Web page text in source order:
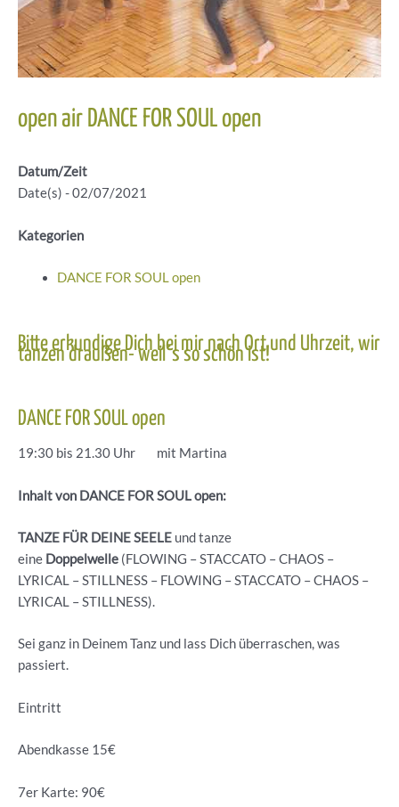
open air DANCE FOR SOUL open
Datum/Zeit
Date(s) - 02/07/2021
Kategorien
DANCE FOR SOUL open
Bitte erkundige Dich bei mir nach Ort und Uhrzeit, wir
tanzen draußen- weil´s so schön ist!
DANCE FOR SOUL open
19:30 bis 21.30 Uhr mit Martina
Inhalt von DANCE FOR SOUL open:
TANZE FÜR DEINE SEELE und tanze
eine Doppelwelle (FLOWING – STACCATO – CHAOS –
LYRICAL – STILLNESS – FLOWING – STACCATO – CHAOS –
LYRICAL – STILLNESS).
Sei ganz in Deinem Tanz und lass Dich überraschen, was
passiert.
Eintritt
Abendkasse 15€
7er Karte: 90€